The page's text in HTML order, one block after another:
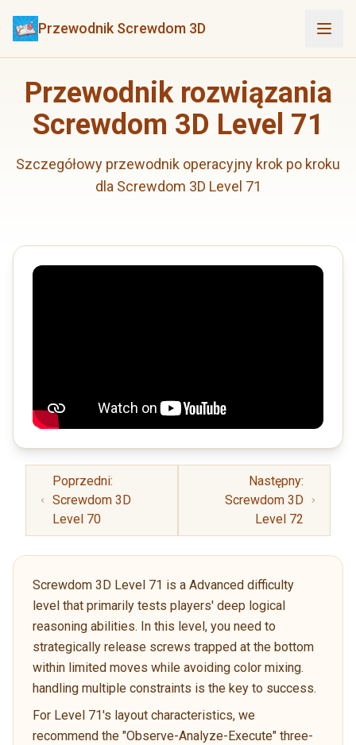
Przewodnik Screwdom 3D
Przewodnik rozwiązania
Screwdom 3D Level 71
Szczegółowy przewodnik operacyjny krok po kroku
dla Screwdom 3D Level 71
Poprzedni:
Screwdom 3D
Level 70
Następny:
Screwdom 3D
Level 72
Screwdom 3D Level 71 is a Advanced difficulty
level that primarily tests players' deep logical
reasoning abilities. In this level, you need to
strategically release screws trapped at the bottom
within limited moves while avoiding color mixing.
handling multiple constraints is the key to success.
For Level 71's layout characteristics, we
recommend the "Observe-Analyze-Execute" three-